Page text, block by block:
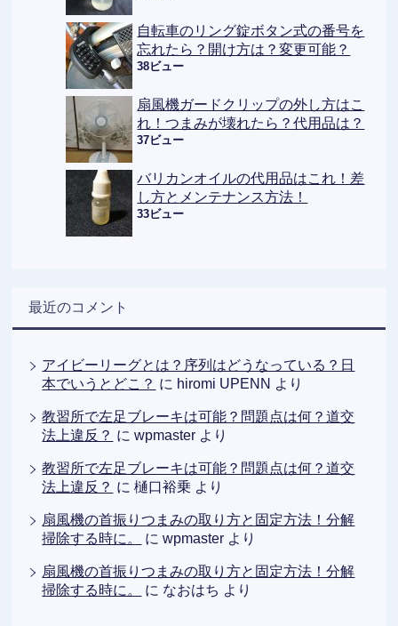
自転車のリング錠ボタン式の番号を
忘れたら？開け方は？変更可能？
38ビュー
扇風機ガードクリップの外し方はこ
れ！つまみが壊れたら？代用品は？
37ビュー
バリカンオイルの代用品はこれ！差
し方とメンテナンス方法！
33ビュー
最近のコメント
アイビーリーグとは？序列はどうなっている？日
本でいうとどこ？ に hiromi UPENN より
教習所で左足ブレーキは可能？問題点は何？道交
法上違反？ にwpmaster より
教習所で左足ブレーキは可能？問題点は何？道交
法上違反？ に樋口裕乗 より
扇風機の首振りつまみの取り方と固定方法！分解
掃除する時に。
にwpmaster より
扇風機の首振りつまみの取り方と固定方法！分解
掃除する時に。
に なおはち より